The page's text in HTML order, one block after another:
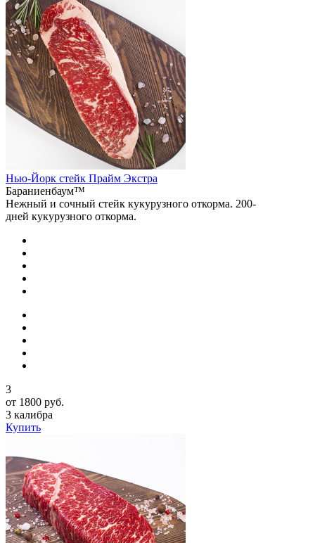
Нью-Йорк стейк Прайм Экстра
Бараниенбаум™
Нежный и сочный стейк кукурузного откорма. 200-
дней кукурузного откорма.
3
от 1800 руб.
3 калибра
Купить